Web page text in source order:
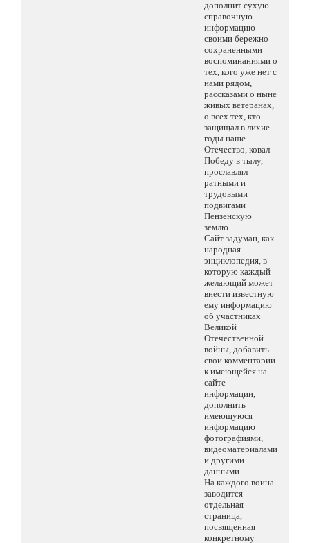
дополнит сухую
справочную
информацию
своими бережно
сохраненными
воспоминаниями о
тех, кого уже нет с
нами рядом,
рассказами о ныне
живых ветеранах,
о всех тех, кто
защищал в лихие
годы наше
Отечество, ковал
Победу в тылу,
прославлял
ратными и
трудовыми
подвигами
Пензенскую
землю.
Сайт задуман, как
народная
энциклопедия, в
которую каждый
желающий может
внести известную
ему информацию
об участниках
Великой
Отечественной
войны, добавить
свои комментарии
к имеющейся на
сайте
информации,
дополнить
имеющуюся
информацию
фотографиями,
видеоматериалами
и другими
данными.
На каждого воина
заводится
отдельная
страница,
посвященная
конкретному